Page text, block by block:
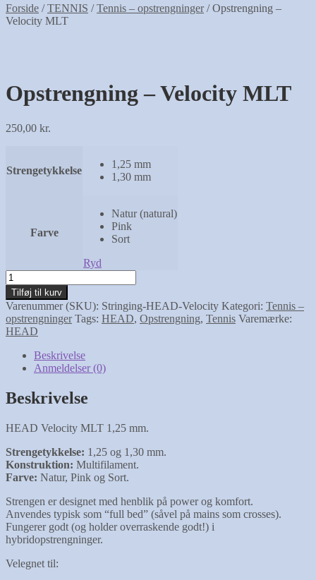
Forside /TENNIS /Tennis – opstrengninger/Opstrengning –
Velocity MLT
Opstrengning – Velocity MLT
250,00 kr.
Strengetykkelse
1,25 mm
1,30 mm
Farve
Natur (natural)
Pink
Sort
Ryd
Opstrengning
-
Velocity
MLT
antal
Tilføj til kurv
Varenummer (SKU): Stringing-HEAD-Velocity Kategori: Tennis –
opstrengninger Tags: HEAD, Opstrengning, Tennis Varemærke:
HEAD
Beskrivelse
Anmeldelser (0)
Beskrivelse
HEAD Velocity MLT 1,25 mm.
Strengetykkelse: 1,25 og 1,30 mm.
Konstruktion: Multifilament.
Farve: Natur, Pink og Sort.
Strengen er designet med henblik på power og komfort.
Anvendes typisk som “full bed” (såvel på mains som crosses).
Fungerer godt (og holder overraskende godt!) i
hybridopstrengninger.
Velegnet til: